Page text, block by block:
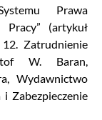
Prawa
(artykuł
12. Zatrudnienie
W. Baran,
Wydawnictwo
Zabezpieczenie